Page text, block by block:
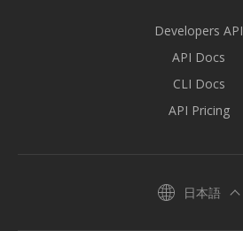
Developers API
API Docs
CLI Docs
API Pricing
日本語